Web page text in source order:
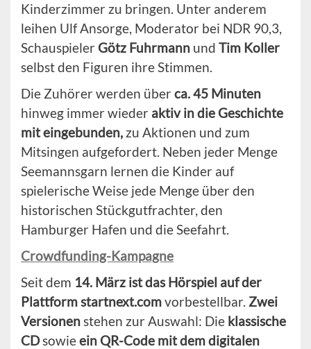
Kinderzimmer zu bringen. Unter anderem
leihen Ulf Ansorge, Moderator bei NDR 90,3,
Schauspieler Götz Fuhrmann und Tim Koller
selbst den Figuren ihre Stimmen.
Die Zuhörer werden überca. 45 Minuten
hinweg immer wieder aktiv in die Geschichte
mit eingebunden, zu Aktionen und zum
Mitsingen aufgefordert. Neben jeder Menge
Seemannsgarn lernen die Kinder auf
spielerische Weise jede Menge über den
historischen Stückgutfrachter, den
Hamburger Hafen und die Seefahrt.
Crowdfunding-Kampagne
Seit dem 14. März ist das Hörspiel auf der
Plattform startnext.comvorbestellbar. Zwei
Versionenstehen zur Auswahl: Die klassische
CDsowieein QR-Code mit dem digitalen